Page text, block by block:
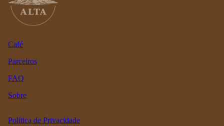
Café
Parceiros
FAQ
Sobre
Política de Privacidade